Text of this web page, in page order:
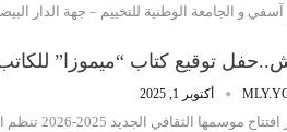
و الجامعة الوطنية للتخييم – جهة الدار
توقيع كتاب “ميموزا”
أكتوبر 1, 2025
في إطار